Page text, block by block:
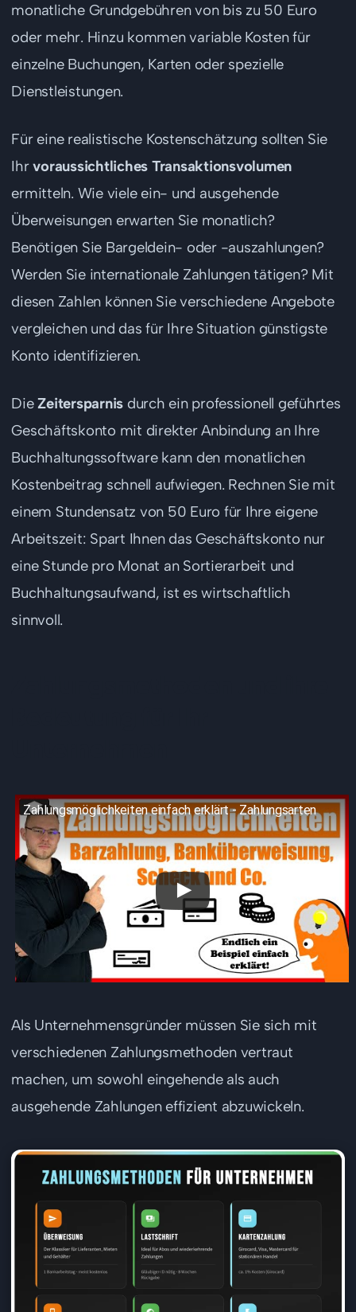
monatliche Grundgebühren von bis zu 50 Euro
oder mehr. Hinzu kommen variable Kosten für
einzelne Buchungen, Karten oder spezielle
Dienstleistungen.
Für eine realistische Kostenschätzung sollten Sie
Ihrvoraussichtliches Transaktionsvolumen
ermitteln. Wie viele ein- und ausgehende
Überweisungen erwarten Sie monatlich?
Benötigen Sie Bargeldein- oder -auszahlungen?
Werden Sie internationale Zahlungen tätigen? Mit
diesen Zahlen können Sie verschiedene Angebote
vergleichen und das für Ihre Situation günstigste
Konto identifizieren.
DieZeitersparnis durch ein professionell geführtes
Geschäftskonto mit direkter Anbindung an Ihre
Buchhaltungssoftware kann den monatlichen
Kostenbeitrag schnell aufwiegen. Rechnen Sie mit
einem Stundensatz von 50 Euro für Ihre eigene
Arbeitszeit: Spart Ihnen das Geschäftskonto nur
eine Stunde pro Monat an Sortierarbeit und
Buchhaltungsaufwand, ist es wirtschaftlich
sinnvoll.
Zahlungsmöglichkeiten einfach erklärt - Zahlungsarten
Als Unternehmensgründer müssen Sie sich mit
verschiedenen Zahlungsmethoden vertraut
machen, um sowohl eingehende als auch
ausgehende Zahlungen effizient abzuwickeln.